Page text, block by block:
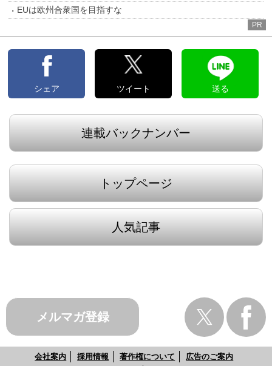
EUは欧州合衆国を目指すな
PR
シェア ツイート 送る
連載バックナンバー
トップページ
人気記事
メルマガ登録
会社案内 採用情報 著作権について 広告のご案内